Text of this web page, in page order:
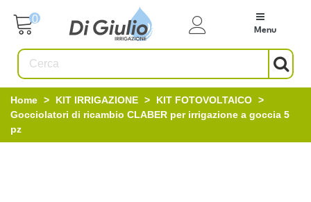
0
Menu
Home > KIT IRRIGAZIONE > KIT FOTOVOLTAICO >
Gocciolatori di ricambio CLABER per irrigazione a goccia 5
pz